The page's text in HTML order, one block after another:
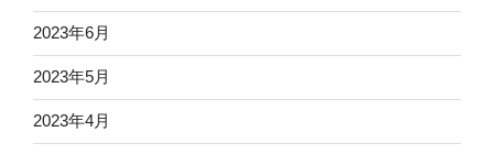
2023年6月
2023年5月
2023年4月